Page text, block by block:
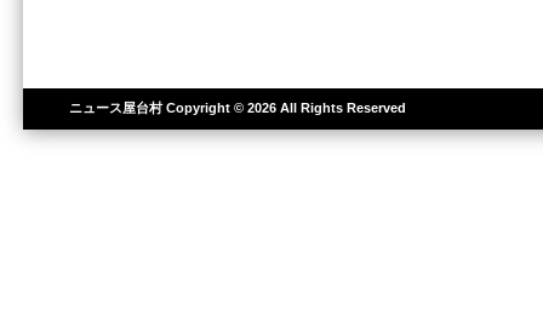
ニュース屋台村Copyright © 2026 All Rights Reserved